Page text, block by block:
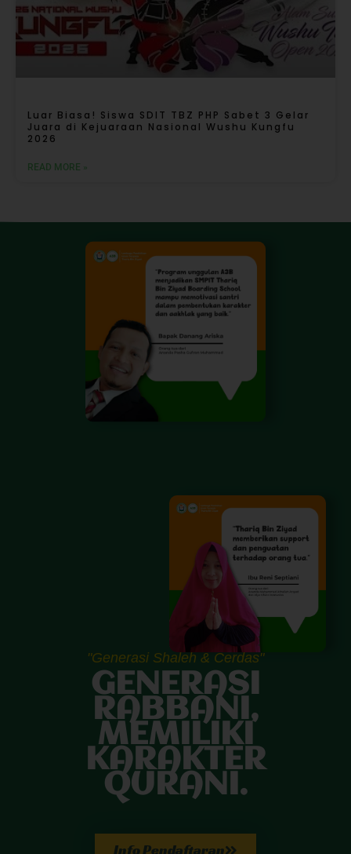
Luar Biasa! Siswa SDIT TBZ PHP Sabet 3 Gelar
Juara di Kejuaraan Nasional Wushu Kungfu
2026
READ MORE »
"Generasi Shaleh & Cerdas"
GENERASI
RABBANI,
MEMILIKI
KARAKTER
QURANI.
Info Pendaftaran